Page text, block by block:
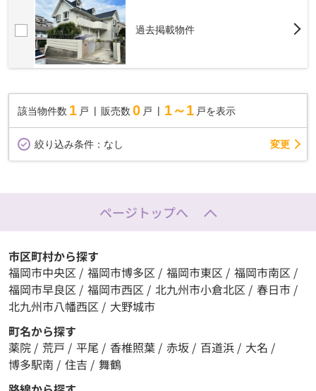
過去掲載物件
該当物件数 1 戸 販売数 0 戸 1～1 戸を表示
絞り込み条件： なし 変更
ページトップへ
市区町村から探す
福岡市中央区 / 福岡市博多区 / 福岡市東区 / 福岡市南区 /
福岡市早良区 / 福岡市西区 / 北九州市小倉北区 / 春日市 /
北九州市八幡西区 / 大野城市
町名から探す
薬院 / 荒戸 / 平尾 / 香椎照葉 / 赤坂 / 百道浜 / 大名 /
博多駅南 / 住吉 / 舞鶴